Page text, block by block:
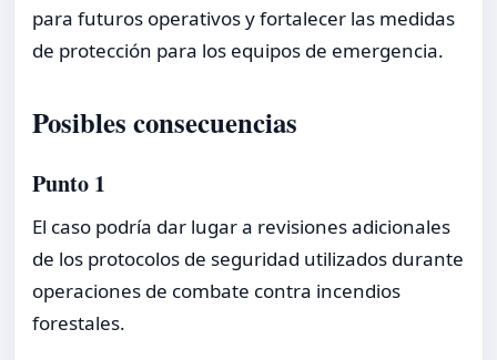
para futuros operativos y fortalecer las medidas
de protección para los equipos de emergencia.
Posibles consecuencias
Punto 1
El caso podría dar lugar a revisiones adicionales
de los protocolos de seguridad utilizados durante
operaciones de combate contra incendios
forestales.